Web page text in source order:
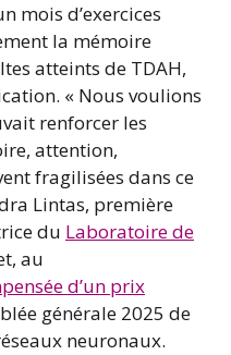
mois d’exercices
la mémoire
atteints de TDAH,
« Nous voulions
renforcer les
attention,
fragilisées dans ce
Lintas, première
du Laboratoire de
au
d’un prix
générale 2025 de
neuronaux.